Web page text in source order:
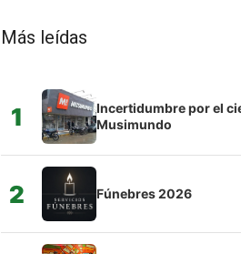
Más leídas
1
Incertidumbre por el
Musimundo
2 Fúnebres 2026